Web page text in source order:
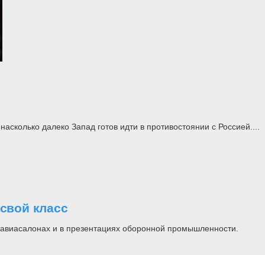
далеко Запад готов идти в противостоянии с Россией....
класс
и в презентациях оборонной промышленности.